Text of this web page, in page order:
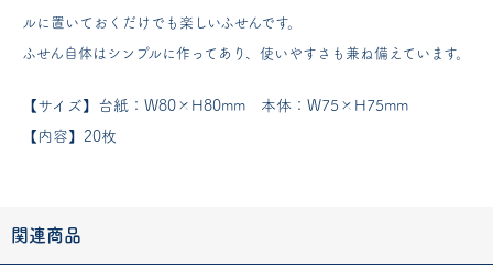
ルに置いておくだけでも楽しいふせんです。
ふせん自体はシンプルに作ってあり、使いやすさも兼ね備えています。
【サイズ】台紙：W80×H80mm 本体：W75×H75mm
【内容】20枚
関連商品